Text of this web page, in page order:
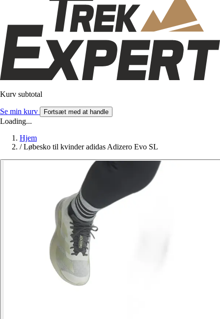
Kurv subtotal
Se min kurv Fortsæt med at handle
Loading...
Hjem
/ Løbesko til kvinder adidas Adizero Evo SL